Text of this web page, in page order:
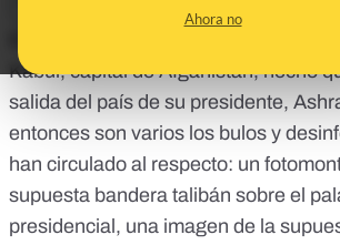
Ahora no
El pasado 15 de agosto los talibanes
Kabul, capital de Afganistán, hecho
salida del país de su presidente,
entonces son varios los bulos y
han circulado al respecto: un
supuesta bandera talibán sobre el
presidencial, una imagen de la